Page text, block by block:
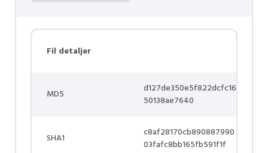
Fil detaljer
MD5
d127de350e5f822dcfc16
50138ae7640
SHA1
c8af28170cb890887990
03fafc8bb165fb591f1f